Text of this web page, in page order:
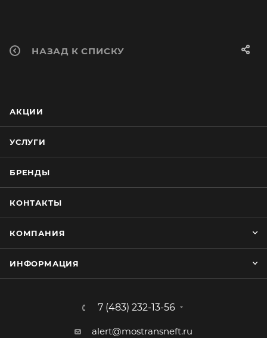
НАЗАД К СПИСКУ
АКЦИИ
УСЛУГИ
БРЕНДЫ
КОНТАКТЫ
КОМПАНИЯ
ИНФОРМАЦИЯ
7 (483) 232-13-56
alert@mostransneft.ru